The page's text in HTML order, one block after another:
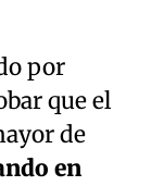
por
que el
de
en